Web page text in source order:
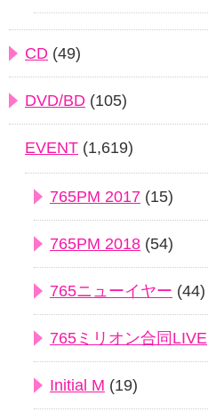
CD (49)
DVD/BD (105)
EVENT (1,619)
765PM 2017 (15)
765PM 2018 (54)
765ニューイヤー (44)
765ミリオン合同LIVE
Initial M (19)